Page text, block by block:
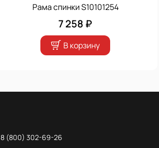
Рама спинки S10101254
7 258 ₽
В корзину
8 (800) 302-69-26